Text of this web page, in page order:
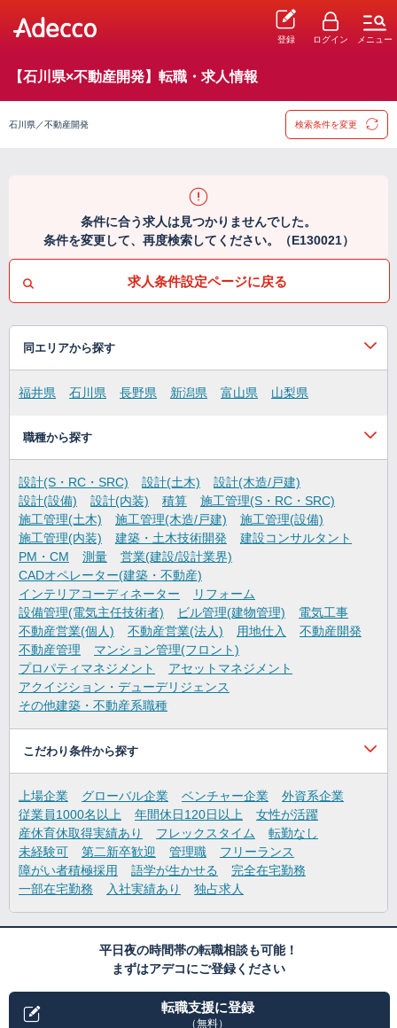
登録 ログイン メニュー
【石川県×不動産開発】転職・求人情報
石川県／不動産開発 検索条件を変更
条件に合う求人は見つかりませんでした。
条件を変更して、再度検索してください。（E130021）
求人条件設定ページに戻る
同エリアから探す
福井県 石川県 長野県 新潟県 富山県 山梨県
職種から探す
設計(S・RC・SRC) 設計(土木)
設計(木造/戸建)
設計(設備)
設計(内装) 積算
施工管理(S・RC・SRC)
施工管理(土木)
施工管理(木造/戸建)
施工管理(設備)
施工管理(内装)
建築・土木技術開発
建設コンサルタント
PM・CM
測量
営業(建設/設計業界)
CADオペレーター(建築・不動産)
インテリアコーディネーター
リフォーム
設備管理(電気主任技術者)
ビル管理(建物管理)
電気工事
不動産営業(個人)
不動産営業(法人) 用地仕入
不動産開発
不動産管理
マンション管理(フロント)
プロパティマネジメント
アセットマネジメント
アクイジション・デューデリジェンス
その他建築・不動産系職種
こだわり条件から探す
上場企業 グローバル企業 ベンチャー企業
外資系企業
従業員1000名以上
年間休日120日以上
女性が活躍
産休育休取得実績あり
フレックスタイム
転勤なし
未経験可
第二新卒歓迎 管理職
フリーランス
障がい者積極採用
語学が生かせる
完全在宅勤務
一部在宅勤務
入社実績あり 独占求人
平日夜の時間帯の転職相談も可能！
まずはアデコにご登録ください
転職支援に登録
（無料）